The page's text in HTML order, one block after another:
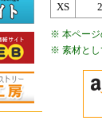
XS
※ 本ページ
※ 素材とし